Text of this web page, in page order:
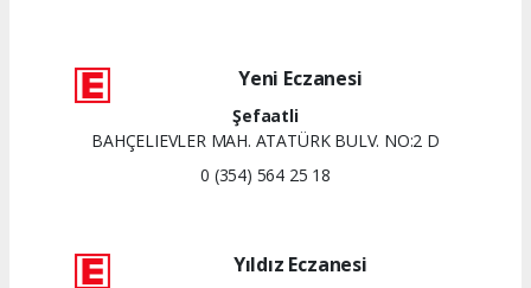
Yeni Eczanesi
Şefaatli
BAHÇELIEVLER MAH. ATATÜRK BULV. NO:2 D
0 (354) 564 25 18
Yıldız Eczanesi